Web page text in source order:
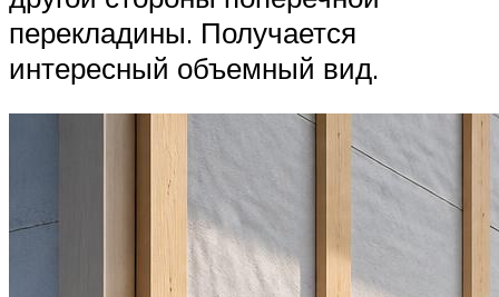
перекладины. Получается
интересный объемный вид.